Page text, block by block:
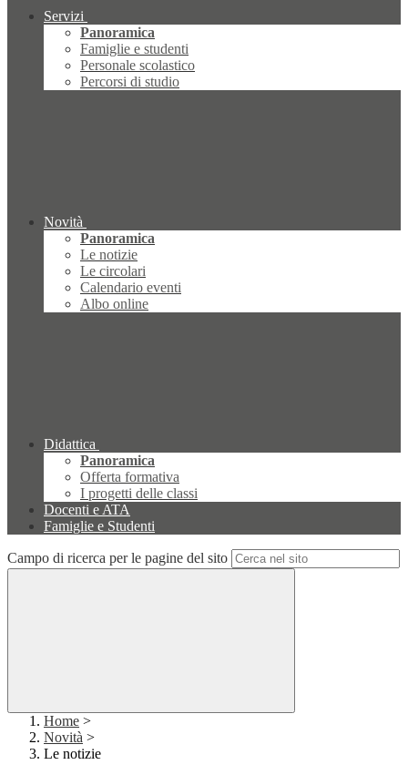
Servizi
Panoramica
Famiglie e studenti
Personale scolastico
Percorsi di studio
Novità
Panoramica
Le notizie
Le circolari
Calendario eventi
Albo online
Didattica
Panoramica
Offerta formativa
I progetti delle classi
Docenti e ATA
Famiglie e Studenti
Campo di ricerca per le pagine del sito
Home >
Novità >
Le notizie